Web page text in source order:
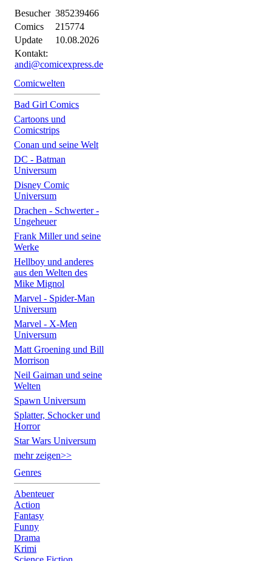
Besucher 385239466
Comics
215774
Update
10.08.2026
Kontakt:
andi@comicexpress.de
Comicwelten
Bad Girl Comics
Cartoons und
Comicstrips
Conan und seine Welt
DC - Batman
Universum
Disney Comic
Universum
Drachen - Schwerter -
Ungeheuer
Frank Miller und seine
Werke
Hellboy und anderes
aus den Welten des
Mike Mignol
Marvel - Spider-Man
Universum
Marvel - X-Men
Universum
Matt Groening und Bill
Morrison
Neil Gaiman und seine
Welten
Spawn Universum
Splatter, Schocker und
Horror
Star Wars Universum
mehr zeigen>>
Genres
Abenteuer
Action
Fantasy
Funny
Drama
Krimi